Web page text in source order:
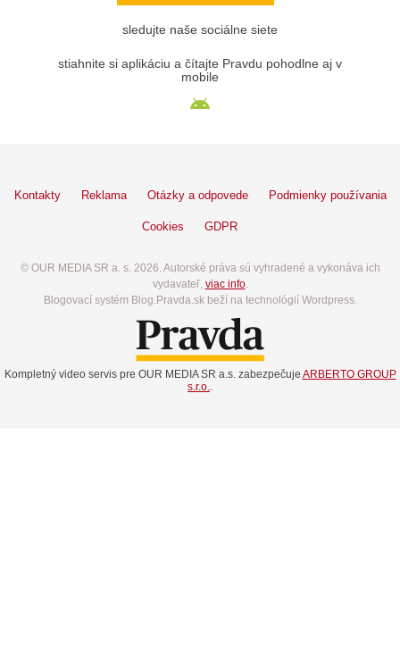
sledujte naše sociálne siete
stiahnite si aplikáciu a čítajte Pravdu pohodlne aj v
mobile
Kontakty Reklama Otázky a odpovede Podmienky používania
Cookies GDPR
© OUR MEDIA SR a. s. 2026. Autorské práva sú vyhradené a vykonáva ich
vydavateľ, viac info.
Blogovací systém Blog.Pravda.sk beží na technológií Wordpress.
Kompletný video servis pre OUR MEDIA SR a.s. zabezpečuje ARBERTO GROUP
s.r.o..